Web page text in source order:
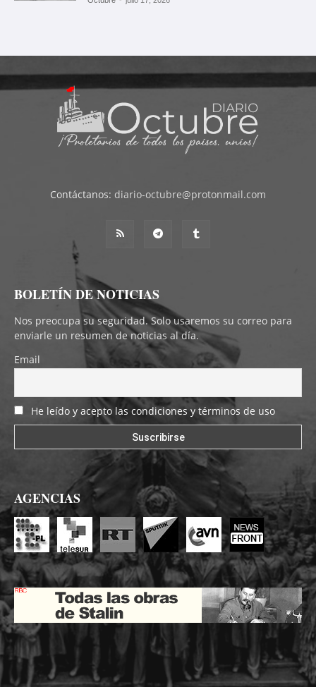
Contáctanos: diario-octubre@protonmail.com
BOLETÍN DE NOTICIAS
Nos preocupa su seguridad. Solo usaremos su correo para
enviarle un resumen de noticias al día.
Email
He leído y acepto las condiciones y términos de uso
AGENCIAS